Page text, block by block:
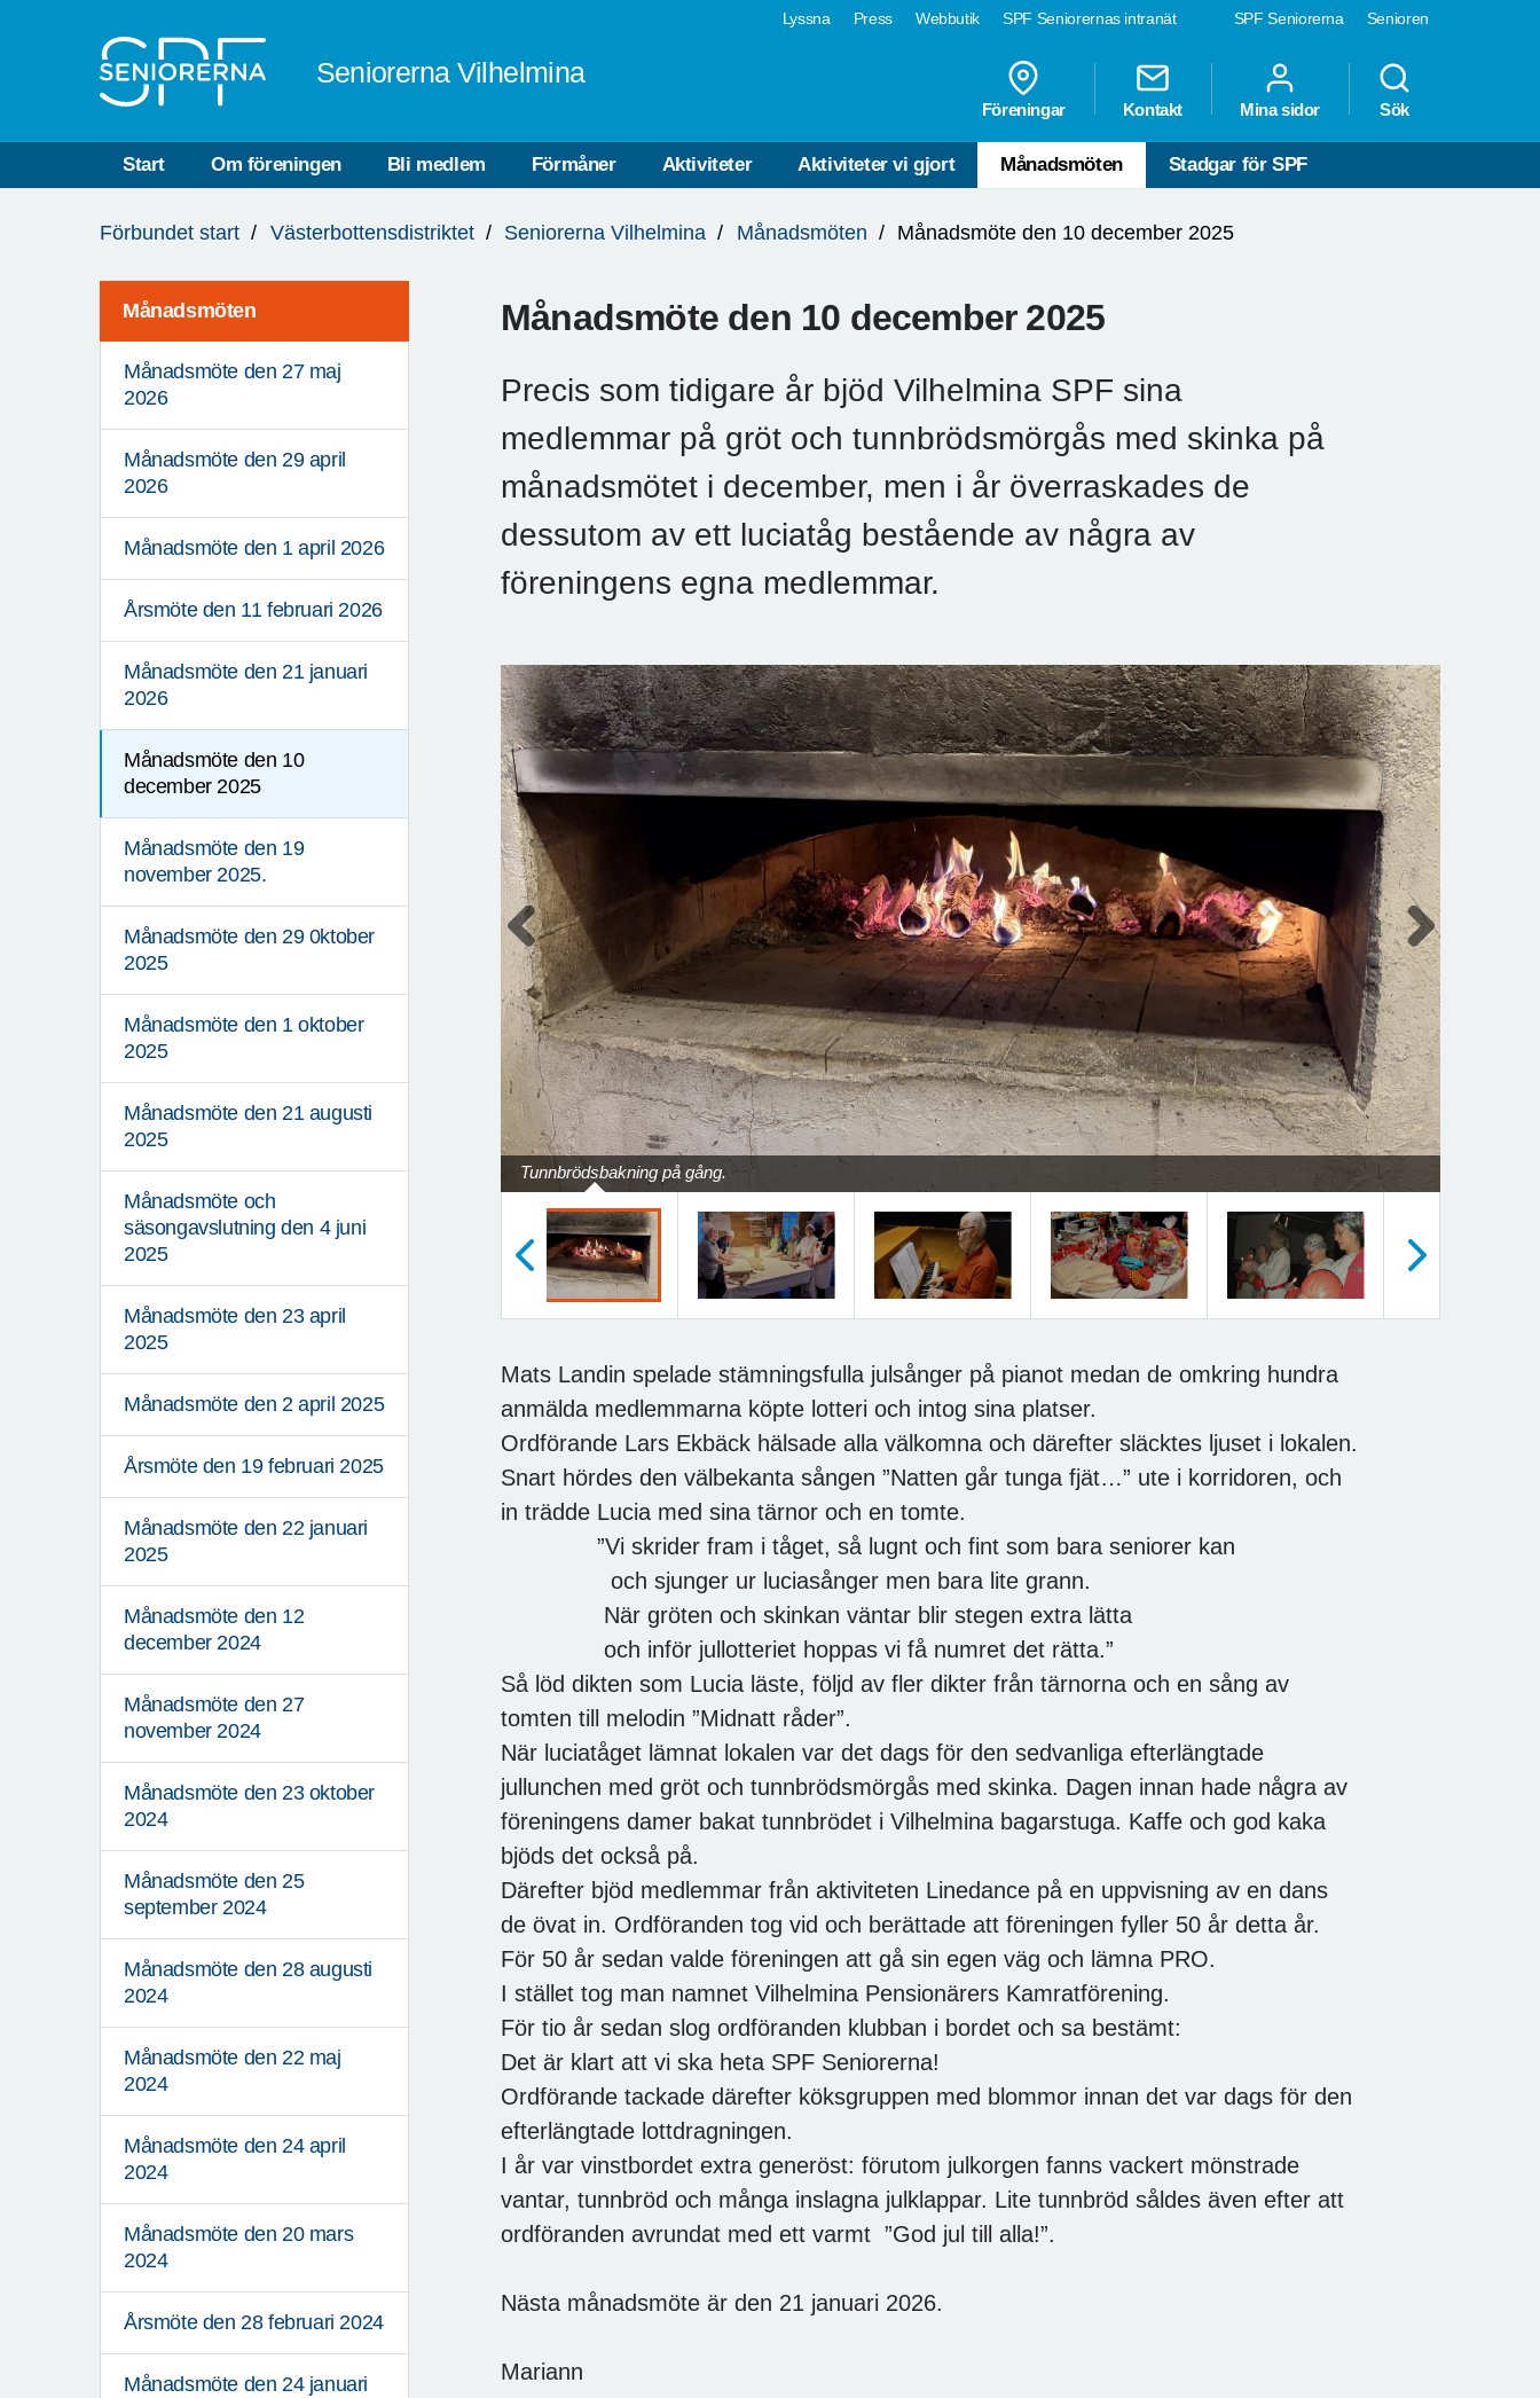
SPF Seniorerna Senioren
Lyssna Press Webbutik SPF Seniorernas intranät
Seniorerna Vilhelmina
Föreningar Kontakt Mina sidor Sök
Start Om föreningen Bli medlem Förmåner Aktiviteter Aktiviteter vi gjort Månadsmöten Stadgar för SPF
är
Förbundet start Västerbottensdistriktet Seniorerna Vilhelmina Månadsmöten Månadsmöte den 10 december 2025
Månadsmöten
Månadsmöte den 27 maj
2026
Månadsmöte den 29 april
2026
Månadsmöte den 1 april 2026
Årsmöte den 11 februari 2026
Månadsmöte den 21 januari
2026
Månadsmöte den 10
december 2025
Månadsmöte den 19
november 2025.
Månadsmöte den 29 0ktober
2025
Månadsmöte den 1 oktober
2025
Månadsmöte den 21 augusti
2025
Månadsmöte och
säsongavslutning den 4 juni
2025
Månadsmöte den 23 april
2025
Månadsmöte den 2 april 2025
Årsmöte den 19 februari 2025
Månadsmöte den 22 januari
2025
Månadsmöte den 12
december 2024
Månadsmöte den 27
november 2024
Månadsmöte den 23 oktober
2024
Månadsmöte den 25
september 2024
Månadsmöte den 28 augusti
2024
Månadsmöte den 22 maj
2024
Månadsmöte den 24 april
2024
Månadsmöte den 20 mars
2024
Årsmöte den 28 februari 2024
Månadsmöte den 24 januari
Månadsmöte den 10 december 2025
Precis som tidigare år bjöd Vilhelmina SPF sina
medlemmar på gröt och tunnbrödsmörgås med skinka på
månadsmötet i december, men i år överraskades de
dessutom av ett luciatåg bestående av några av
föreningens egna medlemmar.
Tunnbrödsbakning på gång.
Previous Next
Mats Landin spelade stämningsfulla julsånger på pianot medan de omkring hundra
anmälda medlemmarna köpte lotteri och intog sina platser.
Ordförande Lars Ekbäck hälsade alla välkomna och därefter släcktes ljuset i lokalen.
Snart hördes den välbekanta sången ”Natten går tunga fjät…” ute i korridoren, och
in trädde Lucia med sina tärnor och en tomte.
”Vi skrider fram i tåget, så lugnt och fint som bara seniorer kan
och sjunger ur luciasånger men bara lite grann.
När gröten och skinkan väntar blir stegen extra lätta
och inför jullotteriet hoppas vi få numret det rätta.”
Så löd dikten som Lucia läste, följd av fler dikter från tärnorna och en sång av
tomten till melodin ”Midnatt råder”.
När luciatåget lämnat lokalen var det dags för den sedvanliga efterlängtade
jullunchen med gröt och tunnbrödsmörgås med skinka. Dagen innan hade några av
föreningens damer bakat tunnbrödet i Vilhelmina bagarstuga. Kaffe och god kaka
bjöds det också på.
Därefter bjöd medlemmar från aktiviteten Linedance på en uppvisning av en dans
de övat in. Ordföranden tog vid och berättade att föreningen fyller 50 år detta år.
För 50 år sedan valde föreningen att gå sin egen väg och lämna PRO.
I stället tog man namnet Vilhelmina Pensionärers Kamratförening.
För tio år sedan slog ordföranden klubban i bordet och sa bestämt:
Det är klart att vi ska heta SPF Seniorerna!
Ordförande tackade därefter köksgruppen med blommor innan det var dags för den
efterlängtade lottdragningen.
I år var vinstbordet extra generöst: förutom julkorgen fanns vackert mönstrade
vantar, tunnbröd och många inslagna julklappar. Lite tunnbröd såldes även efter att
ordföranden avrundat med ett varmt ”God jul till alla!”.
Nästa månadsmöte är den 21 januari 2026.
Mariann